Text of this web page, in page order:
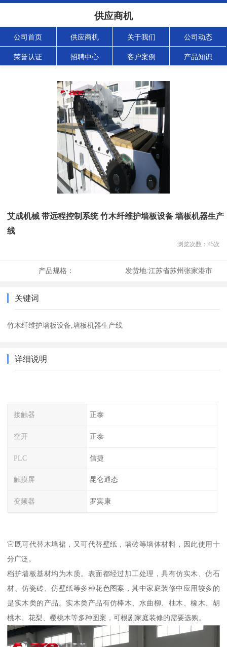
供应商机
公司首页 供应商机 关于我们 公司动态
荣誉认证 招聘中心 客户案例 产品知识
艾成机械 带远程控制系统 竹木纤维护墙板设备 墙板机器生产
线
浏览次数： 45次
产品规格： 发货地:江苏省苏州张家港市
关键词
竹木纤维护墙板设备,墙板机器生产线
详细说明
接触器 正泰
空开 正泰
PLC 信捷
触摸屏 昆仑通态
变频器 罗宾康
它既可代替木墙裙，又可代替壁纸，墙砖等墙体材料，因此使用十
分广泛。
档护墙板基材均为木质。表面都经过加工处理，具有仿实木、仿石
材、仿瓷砖、仿壁纸等多种花色图案，其中家庭装修中应用较多的
是实木类的产品。实木类产品有仿棒木、水曲柳、柚木、橡木、胡
桃木、花梨、樱桃木等多种图案，可根剧家庭装修的需要选购。